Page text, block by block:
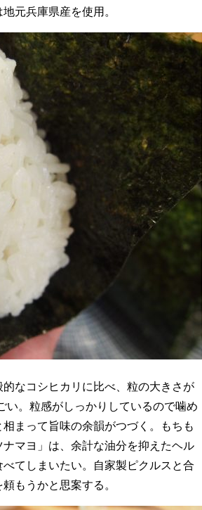
元兵庫県産を使用。
なコシヒカリに比べ、粒の大きさが
い。粒感がしっかりしているので噛め
まって旨味の余韻がつづく。もちも
マヨ」は、余計な油分を抑えたヘル
てしまいたい。自家製ピクルスと合
もうかと思案する。